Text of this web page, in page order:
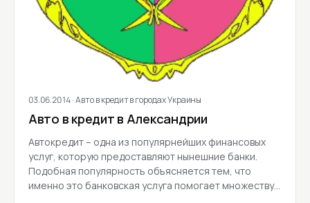
03.06.2014· Авто в кредит в городах Украины
Авто в кредит в Александрии
Автокредит – одна из популярнейших финансовых
услуг, которую предоставляют нынешние банки.
Подобная популярность объясняется тем, что
именно это банковская услуга помогает множеству…